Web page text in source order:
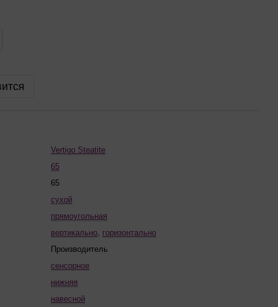
Vertigo Steatite
65
65
сухой
прямоугольная
вертикально, горизонтально
Производитель
сенсорное
нижняя
навесной